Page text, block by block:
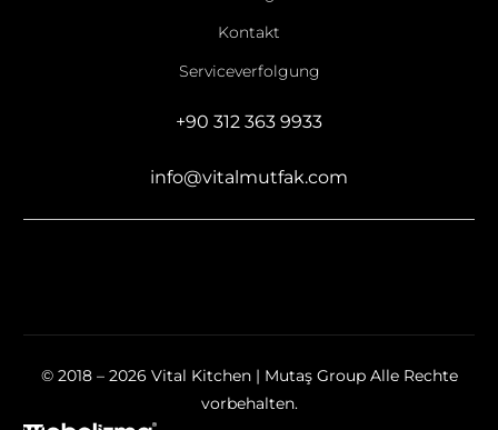
Kontakt
Serviceverfolgung
+90 312 363 9933
info@vitalmutfak.com
© 2018 – 2026 Vital Kitchen | Mutaş Group Alle Rechte
vorbehalten.